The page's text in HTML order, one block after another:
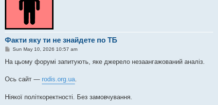
Факти яку ти не знайдете по ТБ
P
s
Sun May 10, 2026 10:57 am
На цьому форумі запитують, яке джерело незаангажований аналіз.
Ось сайт — rodis.org.ua.
Ніякої політкоректності. Без замовчування.